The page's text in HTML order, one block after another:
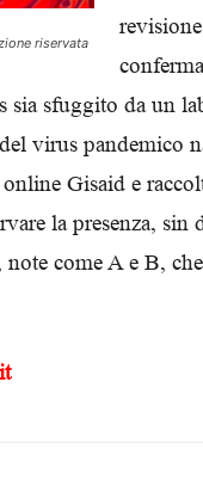
riservata
sia sfuggito da un
virus pandemico
Gisaid e
la presenza, sin
come A e B,